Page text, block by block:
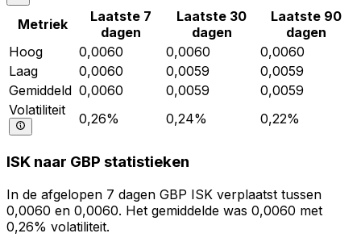
Metriek
Laatste 7
dagen
Laatste 30
dagen
Laatste 90
dagen
Hoog
0,0060 0,0060
0,0060
Laag
0,0060 0,0059
0,0059
Gemiddeld 0,0060 0,0059
0,0059
Volatiliteit
0,26% 0,24% 0,22%
ISK naar GBP statistieken
In de afgelopen 7 dagen GBP ISK verplaatst tussen
0,0060 en 0,0060. Het gemiddelde was 0,0060 met
0,26% volatiliteit.